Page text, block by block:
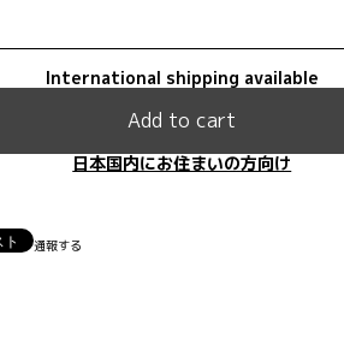
International shipping available
Add to cart
日本国内にお住まいの方向け
通報する